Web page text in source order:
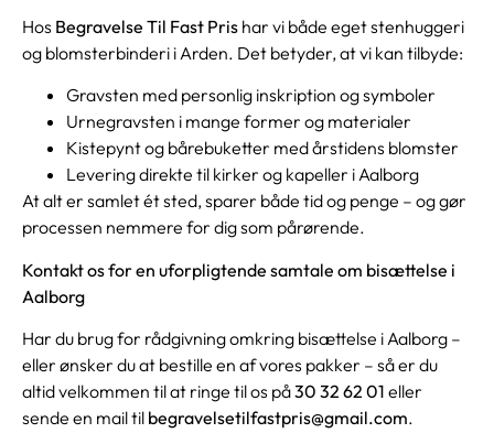
Hos Begravelse Til Fast Pris har vi både eget stenhuggeri
og blomsterbinderi i Arden. Det betyder, at vi kan tilbyde:
Gravsten med personlig inskription og symboler
Urnegravsten i mange former og materialer
Kistepynt og bårebuketter med årstidens blomster
Levering direkte til kirker og kapeller i Aalborg
At alt er samlet ét sted, sparer både tid og penge – og gør
processen nemmere for dig som pårørende.
Kontakt os for en uforpligtende samtale om bisættelse i
Aalborg
Har du brug for rådgivning omkring bisættelse i Aalborg –
eller ønsker du at bestille en af vores pakker – så er du
altid velkommen til at ringe til os på30 32 62 01 eller
sende en mail til begravelsetilfastpris@gmail.com.